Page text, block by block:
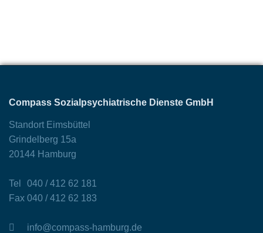
Compass Sozialpsychiatrische Dienste GmbH
Standort Eimsbüttel
Grindelberg 15a
20144 Hamburg
Tel
040 / 412 62 181
Fax 040 / 412 62 183
info@compass-hamburg.de